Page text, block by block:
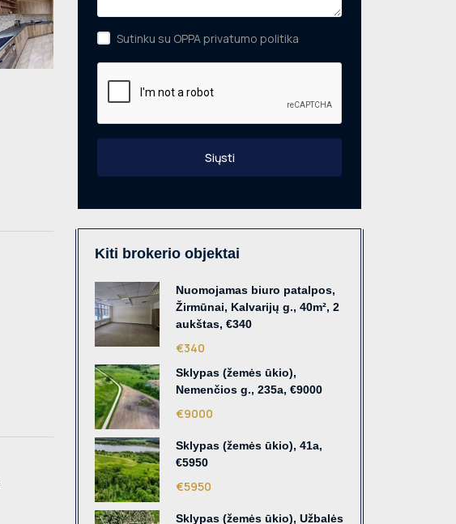
Sutinku su OPPA privatumo politika
Siųsti
Kiti brokerio objektai
Nuomojamas biuro patalpos,
Žirmūnai, Kalvarijų g., 40m², 2
aukštas, €340
€340
Sklypas (žemės ūkio),
Nemenčios g., 235a, €9000
€9000
Sklypas (žemės ūkio), 41a,
€5950
€5950
Sklypas (žemės ūkio), Užbalės